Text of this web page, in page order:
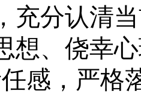
充分认清
想、侥幸
感，严格